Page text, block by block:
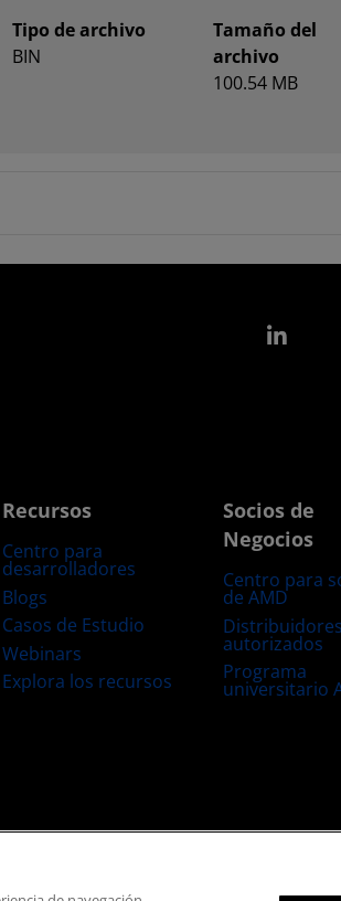
Tipo de archivo
BIN
Tamaño del
archivo
100.54 MB
Recursos
Centro para
desarrolladores
Blogs
Casos de Estudio
Webinars
Explora los recursos
Socios de
Negocios
Centro para
de AMD
Distribuidores
autorizados
Programa
universitario